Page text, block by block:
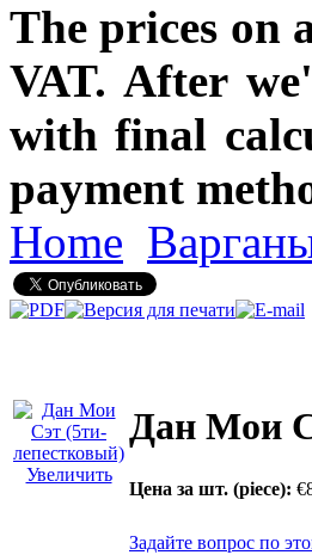
The prices on
VAT. After
with final
payment
Home
Увеличить
Дан Мои
Цена за шт. (piece):
Задайте вопрос по